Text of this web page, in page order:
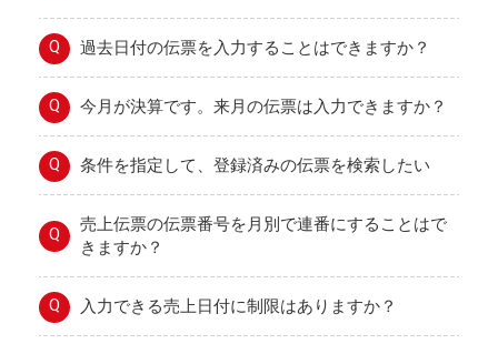
Q 過去日付の伝票を入力することはできますか？
Q 今月が決算です。来月の伝票は入力できますか？
Q 条件を指定して、登録済みの伝票を検索したい
Q
売上伝票の伝票番号を月別で連番にすることはで
きますか？
Q 入力できる売上日付に制限はありますか？